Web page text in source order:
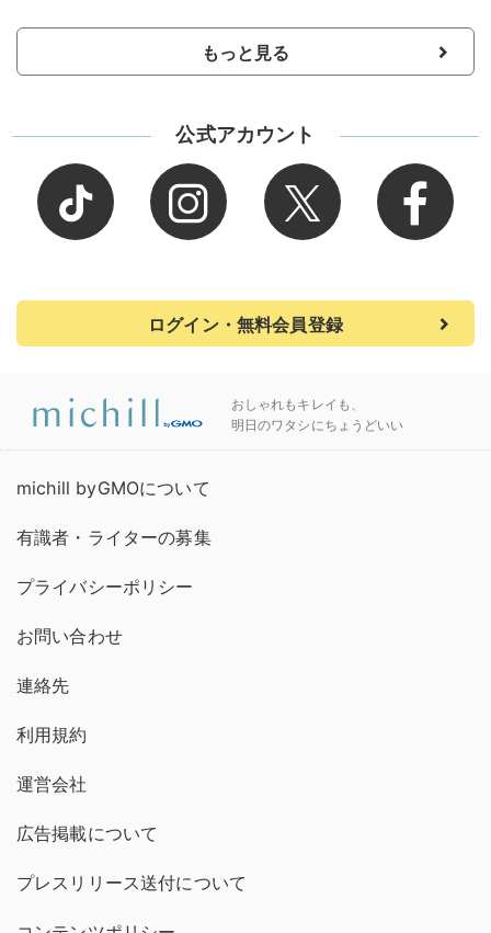
もっと見る
公式アカウント
ログイン・無料会員登録
おしゃれもキレイも、
明日のワタシにちょうどいい
michill byGMOについて
有識者・ライターの募集
プライバシーポリシー
お問い合わせ
連絡先
利用規約
運営会社
広告掲載について
プレスリリース送付について